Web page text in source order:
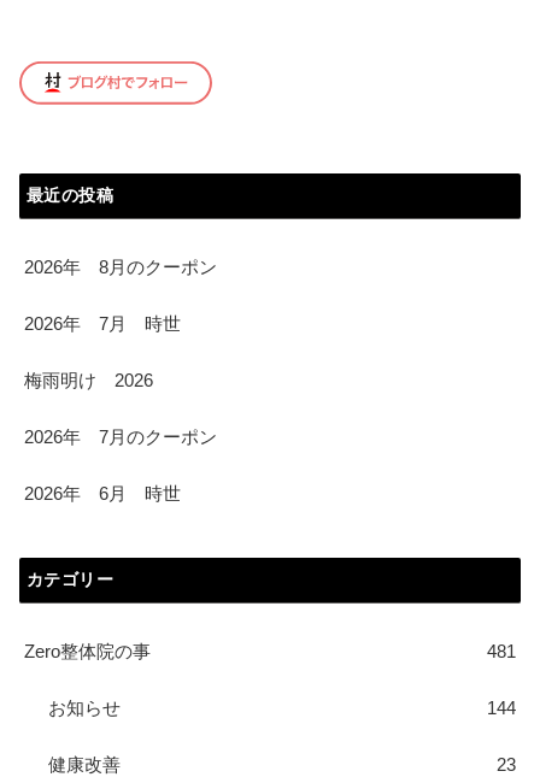
最近の投稿
2026年 8月のクーポン
2026年 7月 時世
梅雨明け 2026
2026年 7月のクーポン
2026年 6月 時世
カテゴリー
Zero整体院の事 481
お知らせ 144
健康改善 23